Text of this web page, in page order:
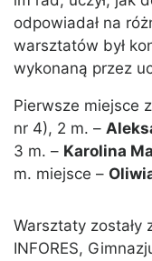
odpowiadał na
warsztatów był
wykonaną przez
Pierwsze miejsce
nr 4), 2 m. –
3 m. – Karolina
m. miejsce –
Warsztaty zostały
INFORES,